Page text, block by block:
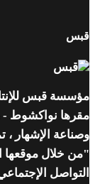
قبس
مؤسسة قبس
مقرها نواكشوط -
وصناعة الإشهار
"من خلال موقعها
التواصل